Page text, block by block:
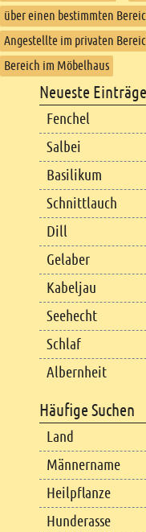
über einen bestimmten
Angestellte im privaten
Bereich im Möbelhaus
Footer content
Neueste Einträge
Fenchel
Salbei
Basilikum
Schnittlauch
Dill
Gelaber
Kabeljau
Seehecht
Schlaf
Albernheit
Häufige Suchen
Land
Männername
Heilpflanze
Hunderasse